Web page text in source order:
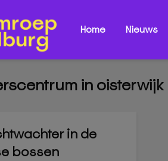
Home Nieuws
in oisterwijk
in de
bossen